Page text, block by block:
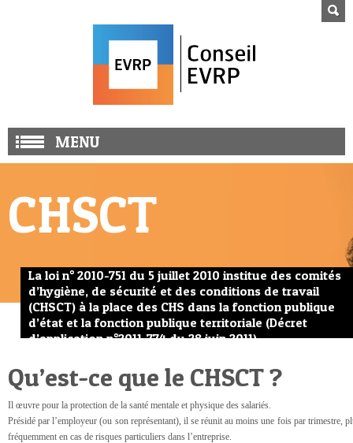
MENU
CHSCT
La loi n° 2010-751 du 5 juillet 2010 institue des comités
d’hygiène, de sécurité et des conditions de travail
(CHSCT) à la place des CHS dans la fonction publique
d’état et la fonction publique territoriale (Décret
d’application n°2011-774 du 28 juin 2011)
Qu’est-ce que le CHSCT ?
Il œuvre pour la protection de la santé mentale et physique des salariés.
Présidé par l’employeur (ou son représentant), il se réunit au moins une fois par trimestre,
fréquemment en cas de risques particuliers dans l’entreprise.